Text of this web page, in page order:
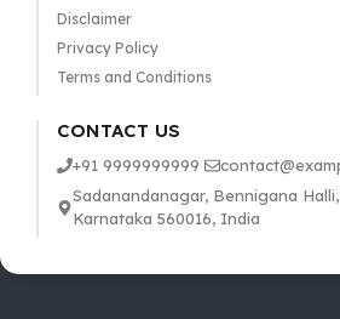
Disclaimer
Privacy Policy
Terms and Conditions
CONTACT US
+91 9999999999
Sadanandanagar, Bennigana
Karnataka 560016, India